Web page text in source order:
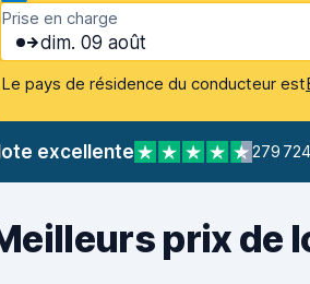
Prise en charge
dim. 09 août
Le pays de résidence du conducteur est
excellente 279
prix de